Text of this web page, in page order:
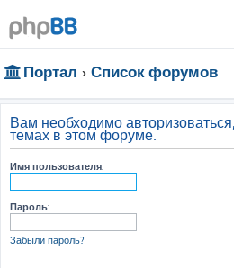
Портал Список форумов
Вам необходимо
темах в этом форуме.
Имя пользователя:
Пароль:
Забыли пароль?